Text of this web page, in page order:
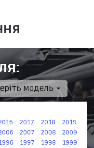
2017 2018
2019
2007 2008
2009
1997 1998
1999
модель